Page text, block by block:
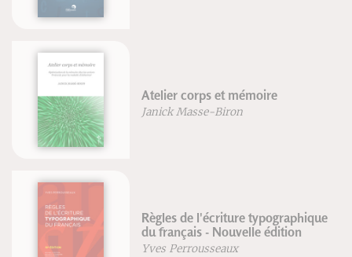
La vitesse de la lumière
Jean Perdijon
Envie de chanter ?
Marie-Laure Potel